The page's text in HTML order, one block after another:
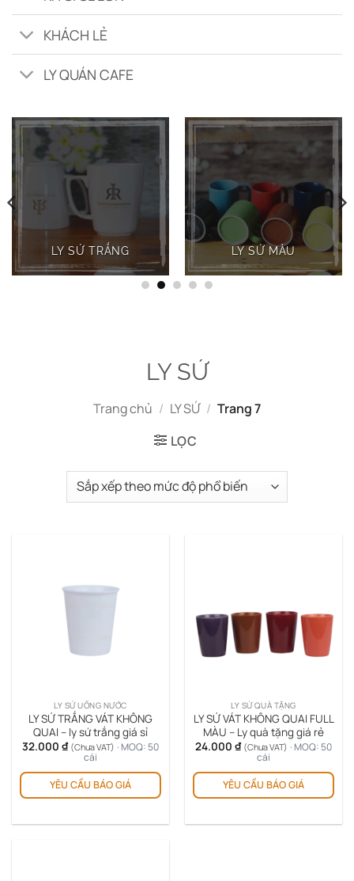
KHÁCH LẺ
LY QUÁN CAFE
LY SỨ TRẮNG LY SỨ MÀU
LY SỨ
Trang chủ / LY SỨ / Trang 7
LỌC
LY SỨ UỐNG NƯỚC
LY SỨ TRẮNG VÁT KHÔNG
QUAI – ly sứ trắng giá sỉ
32.000 ₫ (Chưa VAT) · MOQ: 50
cái
YÊU CẦU BÁO GIÁ
LY SỨ QUÀ TẶNG
LY SỨ VÁT KHÔNG QUAI FULL
MÀU – Ly quà tặng giá rẻ
24.000 ₫ (Chưa VAT) · MOQ: 50
cái
YÊU CẦU BÁO GIÁ